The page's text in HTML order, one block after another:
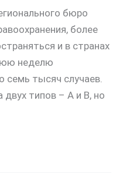
бюро
более
и в странах
неделю
тысяч случаев.
двух типов – А и В, но